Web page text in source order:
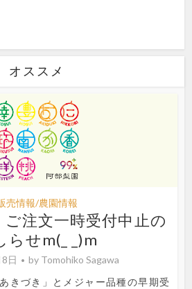
オススメ
売情報/農園情報
ご注文一時受付中止の
らせm(_ _)m
日 by Tomohiko Sagawa
きづき」とメジャー品種の早期受